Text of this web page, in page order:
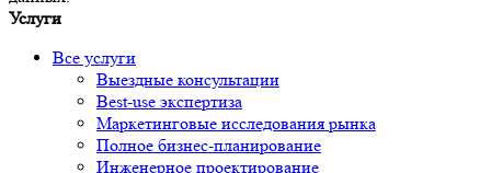
Услуги
Все услуги
Выездные консультации
Best-use экспертиза
Маркетинговые исследования рынка
Полное бизнес-планирование
Инженерное проектирование